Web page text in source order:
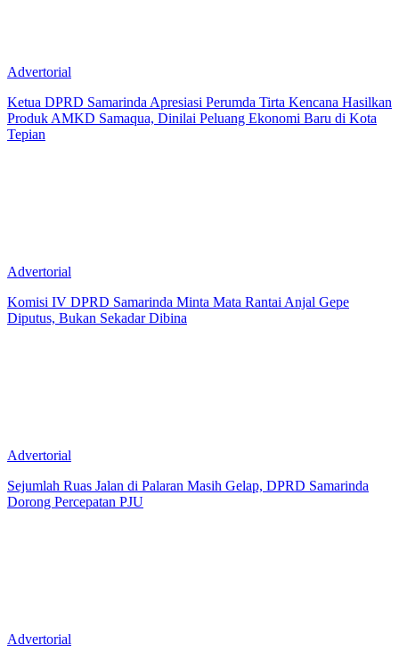
Advertorial
Ketua DPRD Samarinda Apresiasi Perumda Tirta Kencana Hasilkan
Produk AMKD Samaqua, Dinilai Peluang Ekonomi Baru di Kota
Tepian
Advertorial
Komisi IV DPRD Samarinda Minta Mata Rantai Anjal Gepe
Diputus, Bukan Sekadar Dibina
Advertorial
Sejumlah Ruas Jalan di Palaran Masih Gelap, DPRD Samarinda
Dorong Percepatan PJU
Advertorial